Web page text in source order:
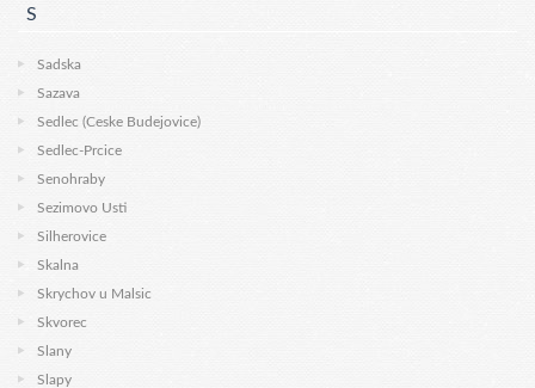
S
Sadska
Sazava
Sedlec (Ceske Budejovice)
Sedlec-Prcice
Senohraby
Sezimovo Usti
Silherovice
Skalna
Skrychov u Malsic
Skvorec
Slany
Slapy